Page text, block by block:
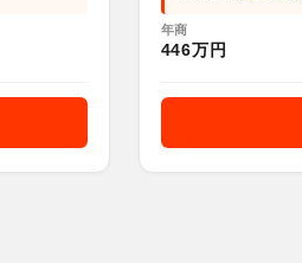
年商
446万円